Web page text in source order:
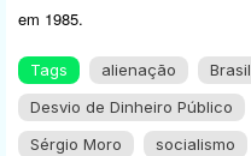
em 1985.
Tags alienação Brasil
Desvio de Dinheiro Público
Sérgio Moro
socialismo